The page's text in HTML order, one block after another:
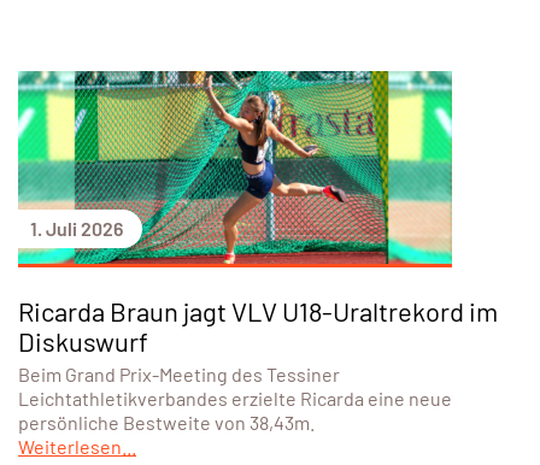
1. Juli 2026
Ricarda Braun jagt VLV U18-Uraltrekord im
Diskuswurf
Beim Grand Prix-Meeting des Tessiner
Leichtathletikverbandes erzielte Ricarda eine neue
persönliche Bestweite von 38,43m.
Weiterlesen...